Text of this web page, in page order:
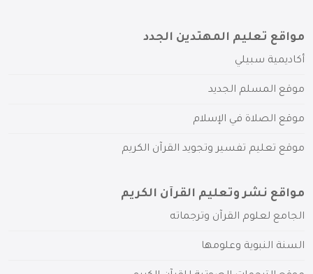
مواقع تعليم المهتدين الجدد
أكاديمية سبيلي
موقع المسلم الجديد
موقع الصلاة في الإسلام
موقع تعليم تفسير وتجويد القرآن الكريم
مواقع نشر وتعليم القرآن الكريم
الجامع لعلوم القرآن وترجماته
السنة النبوية وعلومها